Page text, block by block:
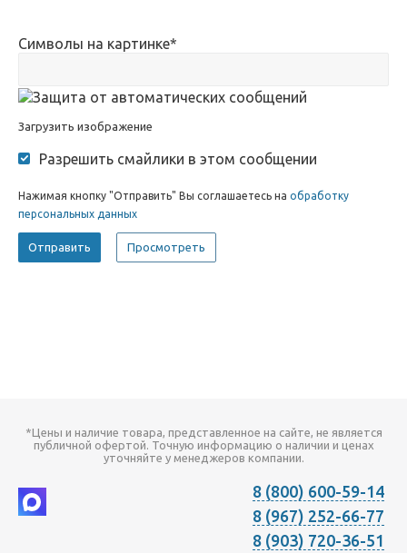
Символы на картинке*
Загрузить изображение
Разрешить смайлики в этом сообщении
Нажимая кнопку "Отправить" Вы соглашаетесь на обработку
персональных данных
*Цены и наличие товара, представленное на сайте, не является
публичной офертой. Точную информацию о наличии и ценах
уточняйте у менеджеров компании.
8 (800) 600-59-14
8 (967) 252-66-77
8 (903) 720-36-51